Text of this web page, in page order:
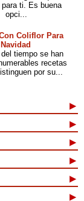
ti. Es buena
opci...
Coliflor Para
Navidad
tiempo se han
recetas
por su...